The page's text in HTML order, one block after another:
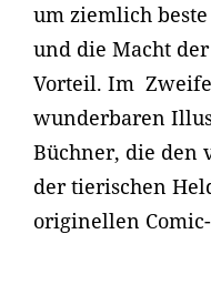
um ziemlich
und die Macht
Vorteil. Im
wunderbaren
Büchner, die den
der tierischen
originellen